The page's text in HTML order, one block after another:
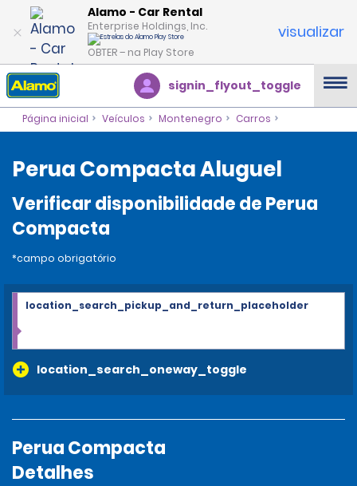
Alamo - Car Rental
Enterprise Holdings, Inc.
OBTER – na Play Store
visualizar
signin_flyout_toggle
Página inicial Veículos Montenegro Carros
Perua Compacta Aluguel
Verificar disponibilidade de Perua
Compacta
*campo obrigatório
location_search_oneway_toggle
location_search_pickup_and_return_placeholder
Perua Compacta
Detalhes